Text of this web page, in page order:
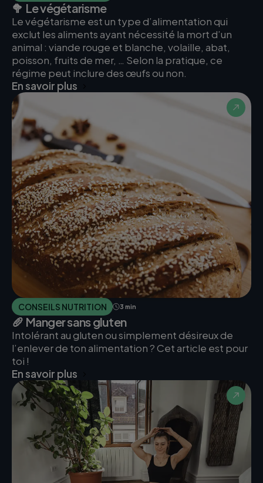
🥦 Le végétarisme
Le végétarisme est un type d’alimentation qui
exclut les aliments ayant nécessité la mort d’un
animal : viande rouge et blanche, volaille, abat,
poisson, fruits de mer, … Selon la pratique, ce
régime peut inclure des œufs ou non.
En savoir plus
CONSEILS NUTRITION 3 min
🥖 Manger sans gluten
Intolérant au gluten ou simplement désireux de
l’enlever de ton alimentation ? Cet article est pour
toi !
En savoir plus